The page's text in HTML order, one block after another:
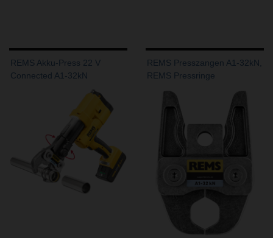
REMS Akku-Press 22 V
Connected A1-32kN
REMS Presszangen A1-32kN,
REMS Pressringe